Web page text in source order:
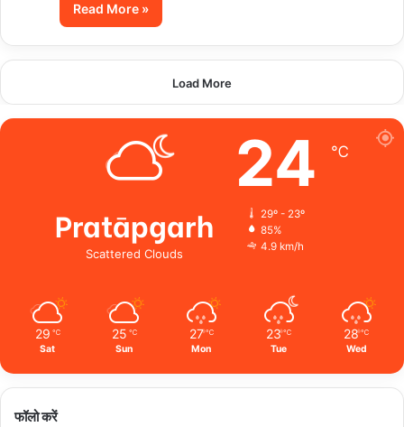
Read More »
Load More
Pratāpgarh
Scattered Clouds
24 ℃
29º - 23º
85%
4.9 km/h
29 ℃
Sat
25 ℃
Sun
27 ℃
Mon
23 ℃
Tue
28 ℃
Wed
फॉलो करें